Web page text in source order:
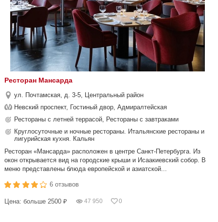
Ресторан Мансарда
ул. Почтамская, д. 3-5, Центральный район
Невский проспект, Гостиный двор, Адмиралтейская
Рестораны с летней террасой, Рестораны с завтраками
Круглосуточные и ночные рестораны. Итальянские рестораны и
лигурийская кухня. Кальян
Ресторан «Мансарда» расположен в центре Санкт-Петербурга. Из
окон открывается вид на городские крыши и Исаакиевский собор. В
меню представлены блюда европейской и азиатской...
6 отзывов
Цена: больше 2500 ₽ 47 950 0